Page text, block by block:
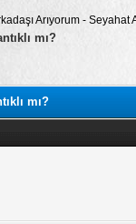
Arıyorum -
mı?
mı?